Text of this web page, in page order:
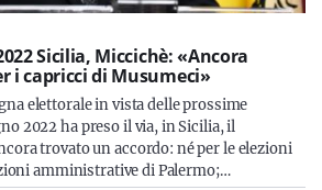
Sicilia, Miccichè: «Ancora
i capricci di Musumeci»
elettorale in vista delle prossime
2022 ha preso il via, in Sicilia, il
trovato un accordo: né per le elezioni
amministrative di Palermo;…